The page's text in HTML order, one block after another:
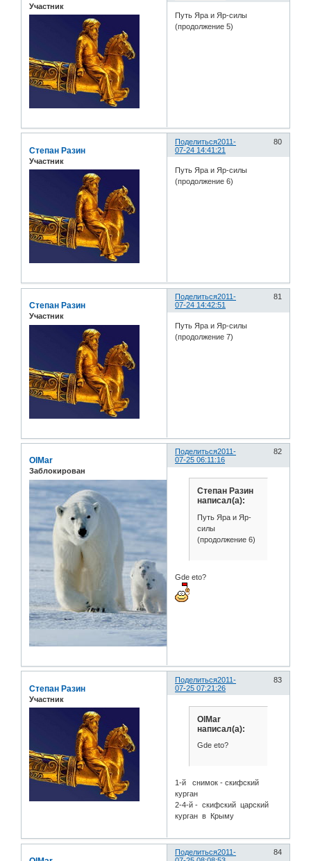
Участник
Путь Яра и Яр-силы
(продолжение 5)
Поделиться 80
2011-
07-24 14:41:21
Степан Разин
Участник
Путь Яра и Яр-силы
(продолжение 6)
Поделиться 81
2011-
07-24 14:42:51
Степан Разин
Участник
Путь Яра и Яр-силы
(продолжение 7)
Поделиться 82
2011-
07-25 06:11:16
OlMar
Заблокирован
Степан Разин
написал(а):
Путь Яра и Яр-
силы
(продолжение 6)
Gde eto?
Поделиться 83
2011-
07-25 07:21:26
Степан Разин
Участник
OlMar
написал(а):
Gde eto?
1-й снимок - скифский
курган
2-4-й - скифский царский
курган в Крыму
Поделиться 84
2011-